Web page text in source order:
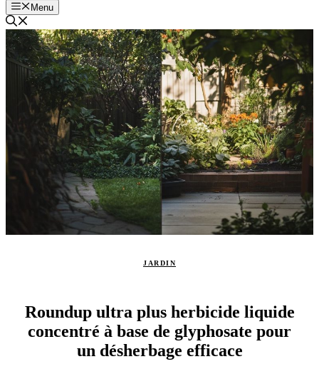
Menu
JARDIN
Roundup ultra plus herbicide liquide
concentré à base de glyphosate pour
un désherbage efficace